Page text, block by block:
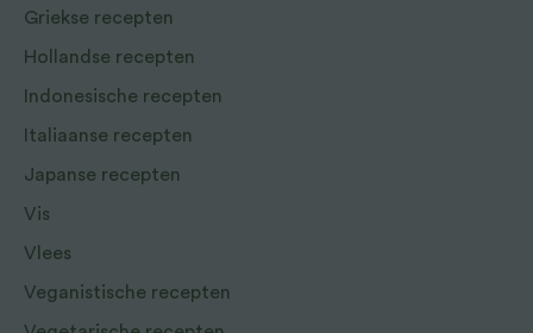
Griekse recepten
Hollandse recepten
Indonesische recepten
Italiaanse recepten
Japanse recepten
Vis
Vlees
Veganistische recepten